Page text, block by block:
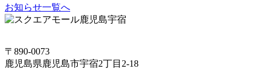
お知らせ一覧へ
〒890-0073
鹿児島県鹿児島市宇宿2丁目2-18